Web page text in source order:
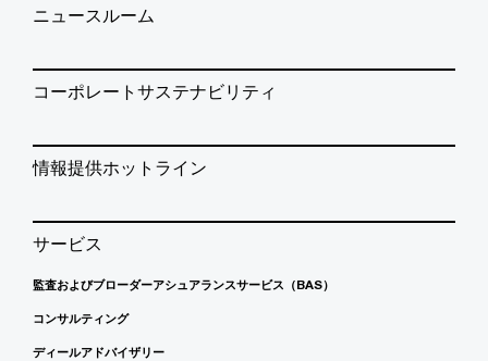
ニュースルーム
コーポレートサステナビリティ
情報提供ホットライン
サービス
監査およびブローダーアシュアランスサービス（BAS）
コンサルティング
ディールアドバイザリー